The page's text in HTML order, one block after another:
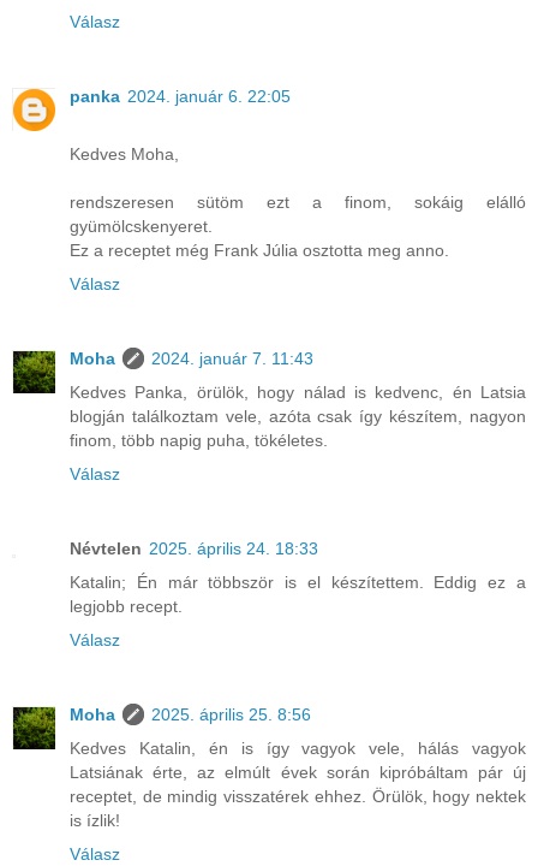
Válasz
panka 2024. január 6. 22:05
Kedves Moha,
rendszeresen sütöm ezt a finom, sokáig elálló
gyümölcskenyeret.
Ez a receptet még Frank Júlia osztotta meg anno.
Válasz
Moha
2024. január 7. 11:43
Kedves Panka, örülök, hogy nálad is kedvenc, én Latsia
blogján találkoztam vele, azóta csak így készítem, nagyon
finom, több napig puha, tökéletes.
Válasz
Névtelen 2025. április 24. 18:33
Katalin; Én már többször is el készítettem. Eddig ez a
legjobb recept.
Válasz
Moha
2025. április 25. 8:56
Kedves Katalin, én is így vagyok vele, hálás vagyok
Latsiának érte, az elmúlt évek során kipróbáltam pár új
receptet, de mindig visszatérek ehhez. Örülök, hogy nektek
is ízlik!
Válasz